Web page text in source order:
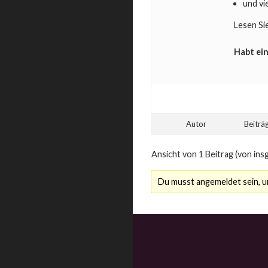
und
Lesen
Habt
Autor
Ansicht von 1 Beitrag (von
Du musst angemeldet sein,